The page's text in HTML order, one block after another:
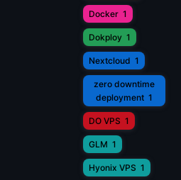
Docker 1
Dokploy 1
Nextcloud 1
zero downtime
deployment 1
DO VPS 1
GLM 1
Hyonix VPS 1